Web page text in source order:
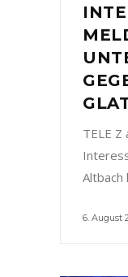
TELE
Altbach
6. August